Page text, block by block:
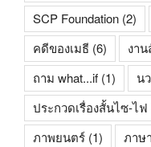
SCP Foundation (2)
คดีของเมธี (6) งา
ถาม what...if (1) น
ประกวดเรื่องสั้นไซ-ไฟ
ภาพยนตร์ (1) ภาษ